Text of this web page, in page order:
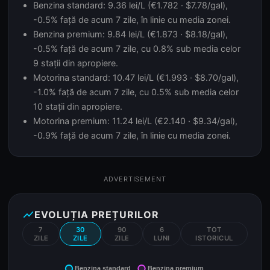
Benzina standard: 9.36 lei/L (€1.782 · $7.78/gal),
-0.5% față de acum 7 zile, în linie cu media zonei.
Benzina premium: 9.84 lei/L (€1.873 · $8.18/gal),
-0.5% față de acum 7 zile, cu 0.8% sub media celor
9 stații din apropiere.
Motorina standard: 10.47 lei/L (€1.993 · $8.70/gal),
-1.0% față de acum 7 zile, cu 0.5% sub media celor
10 stații din apropiere.
Motorina premium: 11.24 lei/L (€2.140 · $9.34/gal),
-0.9% față de acum 7 zile, în linie cu media zonei.
ADVERTISEMENT
show_chartEVOLUȚIA PREȚURILOR
7
ZILE
30
ZILE
90
ZILE
6
LUNI
TOT
ISTORICUL